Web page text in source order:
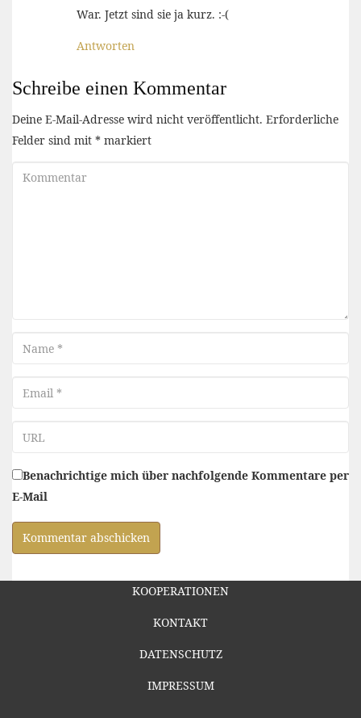
War. Jetzt sind sie ja kurz. :-(
Antworten
Schreibe einen Kommentar
Deine E-Mail-Adresse wird nicht veröffentlicht. Erforderliche
Felder sind mit * markiert
Kommentar
Name
Email
Benachrichtige mich über nachfolgende Kommentare per
E-Mail
KOOPERATIONEN
KONTAKT
DATENSCHUTZ
IMPRESSUM